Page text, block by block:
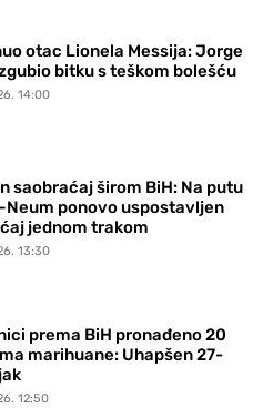
otac Lionela Messija: Jorge
bitku s teškom bolešću
14:00
saobraćaj širom BiH: Na putu
ponovo uspostavljen
jednom trakom
13:30
prema BiH pronađeno 20
marihuane: Uhapšen 27-
12:50